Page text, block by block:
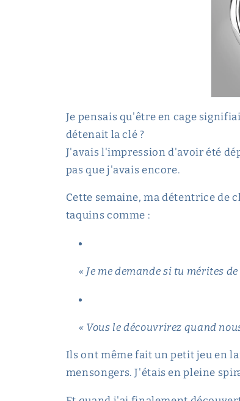
Je pensais qu'être en cage
détenait la clé ?
J'avais l'impression d'avoir été
pas que j'avais encore.
Cette semaine, ma détentrice de
taquins comme :
« Je me demande si tu mérites
« Vous le découvrirez quand
Ils ont même fait un petit jeu en
mensongers. J'étais en pleine